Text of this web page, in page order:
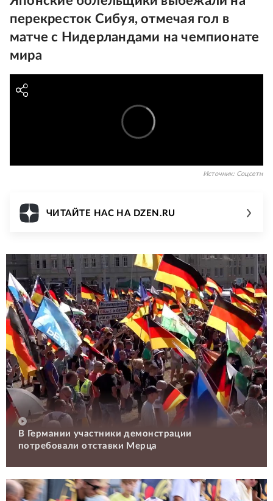
перекресток Сибуя, отмечая гол в
матче с Нидерландами на чемпионате
мира
Источник: Соцсети
ЧИТАЙТЕ НАС НА DZEN.RU
В Германии участники демонстрации
потребовали отставки Мерца